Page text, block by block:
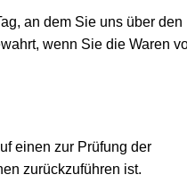
an dem Sie uns über den
wenn Sie die Waren
einen zur Prüfung der
zurückzuführen ist.